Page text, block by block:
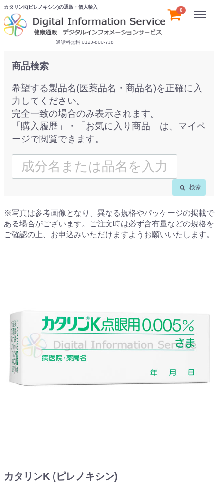
カタリンK(ピレノキシン)の通販・個人輸入
通話料無料 0120-800-728
0 Menu
商品検索
希望する製品名(医薬品名・商品名)を正確に入
力してください。
完全一致の場合のみ表示されます。
「購入履歴」・「お気に入り商品」は、マイペ
ージで閲覧できます。
検索
※写真は参考画像となり、異なる規格やパッケージの掲載で
ある場合がございます。ご注文時は必ず含有量などの規格を
ご確認の上、お申込みいただけますようお願いいたします。
カタリンK (ピレノキシン)